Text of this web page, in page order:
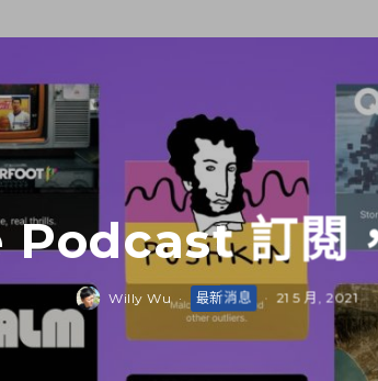
訂閱
Willy Wu · 最新消息 · 21 5 月, 2021